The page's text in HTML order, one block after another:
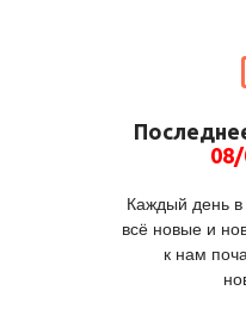
Каждый день
всё новые и
к нам